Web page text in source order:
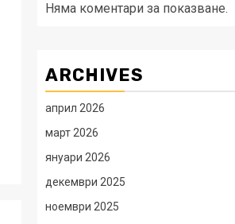
Няма коментари за показване.
ARCHIVES
април 2026
март 2026
януари 2026
декември 2025
ноември 2025